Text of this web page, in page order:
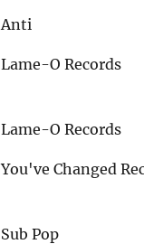
Anti
Lame-O Records
Lame-O Records
You've Changed
Sub Pop